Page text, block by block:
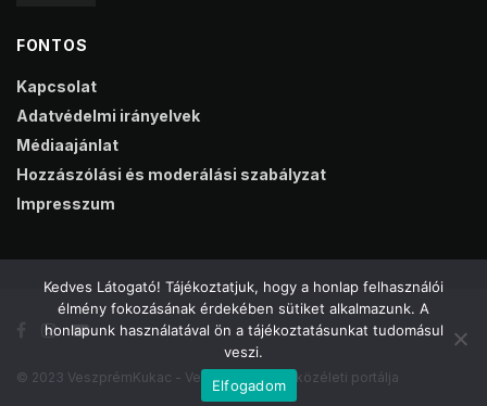
FONTOS
Kapcsolat
Adatvédelmi irányelvek
Médiaajánlat
Hozzászólási és moderálási szabályzat
Impresszum
© 2023 VeszprémKukac - Veszprém online közéleti portálja
Kedves Látogató! Tájékoztatjuk, hogy a honlap felhasználói
élmény fokozásának érdekében sütiket alkalmazunk. A
honlapunk használatával ön a tájékoztatásunkat tudomásul
veszi.
Elfogadom